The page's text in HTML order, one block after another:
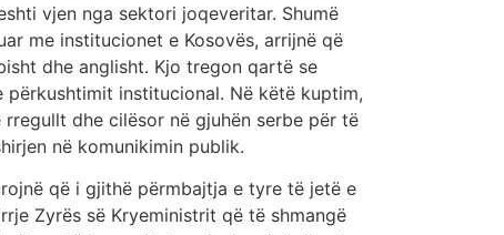
vjen nga sektori joqeveritar. Shumë
me institucionet e Kosovës, arrijnë që
dhe anglisht. Kjo tregon qartë se
institucional. Në këtë kuptim,
dhe cilësor në gjuhën serbe për të
në komunikimin publik.
që i gjithë përmbajtja e tyre të jetë e
Zyrës së Kryeministrit që të shmangë